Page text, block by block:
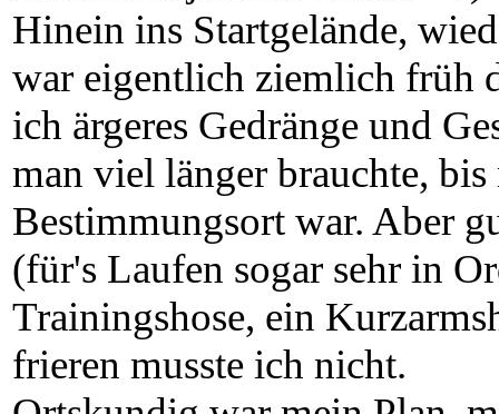
Hinein ins Startgelände,
war eigentlich ziemlich früh
ich ärgeres Gedränge und
man viel länger brauchte,
Bestimmungsort war. Aber
(für's Laufen sogar sehr in
Trainingshose, ein
frieren musste ich nicht.